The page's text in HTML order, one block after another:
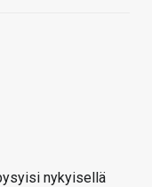
nykyisellä